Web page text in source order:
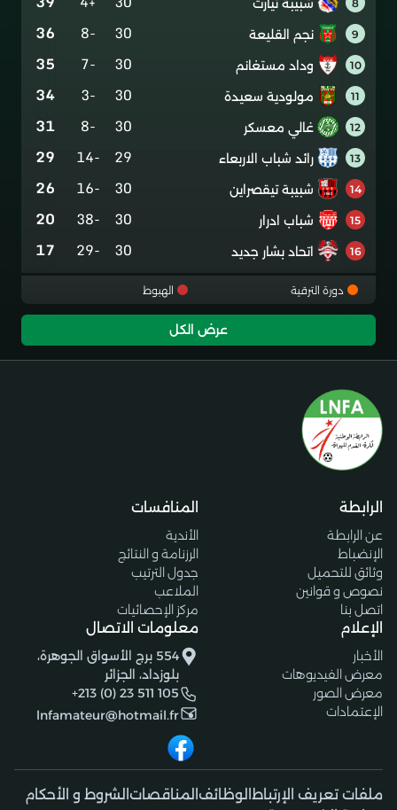
8
9 نجم القليعة 30
-8
36
10 وداد مستغانم 30
-7
35
11 مولودية سعيدة 30
-3
34
12 غالي معسكر 30
-8
31
13 رائد شباب الاربعاء 29
-14
29
14 شبيبة تيقصراين 30
-16
26
15 شباب ادرار 30
-38
20
16 اتحاد بشار جديد 30
-29
17
دورة الترقية الهبوط
عرض الكل
الرابطة
عن الرابطة
الإنضباط
وثائق للتحميل
نصوص و قوانين
اتصل بنا
المنافسات
الأندية
الرزنامة و النتائج
جدول الترتيب
الملاعب
مركز الإحصائيات
الإعلام
الأخبار
معرض الفيديوهات
معرض الصور
الإعتمادات
معلومات الاتصال
554 برج الأسواق الجوهرة،
بلوزداد، الجزائر
+213 (0) 23 511 105
lnfamateur@hotmail.fr
ملفات تعريف الإرتباط الوظائف المناقصات الشروط و الأحكام